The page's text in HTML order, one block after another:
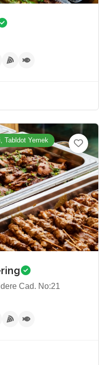
Tabldot Yemek
Cad. No:21